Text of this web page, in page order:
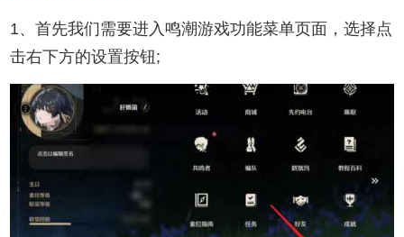
1、首先我们需要进入鸣潮游戏功能菜单页面，选择点
击右下方的设置按钮;